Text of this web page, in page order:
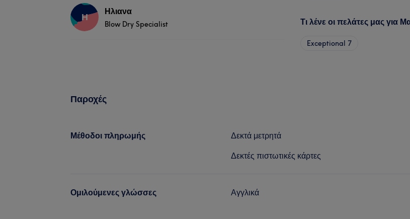
Η Ηλιανα
Blow Dry Specialist Τι λένε οι πελάτες μας για
Exceptional 7
Παροχές
Μέθοδοι πληρωμής
Δεκτά μετρητά
Δεκτές πιστωτικές κάρτες
Ομιλούμενες γλώσσες Αγγλικά